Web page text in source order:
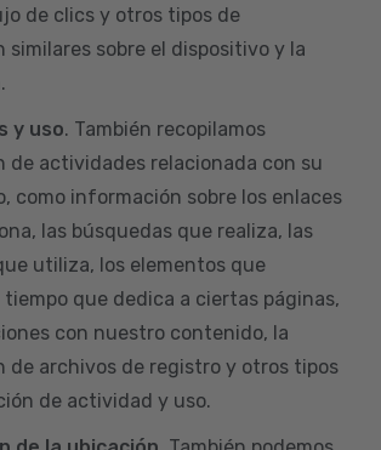
de clics y otros tipos de
similares sobre el dispositivo y la
y uso. También recopilamos
de actividades relacionada con su
como información sobre los enlaces
las búsquedas que realiza, las
utiliza, los elementos que
que dedica a ciertas páginas,
con nuestro contenido, la
de archivos de registro y otros tipos
de actividad y uso.